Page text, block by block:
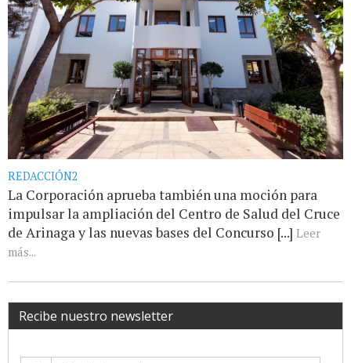
REDACCIÓN2
La Corporación aprueba también una moción para
impulsar la ampliación del Centro de Salud del Cruce
de Arinaga y las nuevas bases del Concurso [...] Leer
más...
Recibe nuestro newsletter